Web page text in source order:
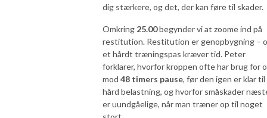
dig stærkere, og det, der kan føre til skader.
Omkring 25.00begynder vi at zoome ind på
restitution. Restitution er genopbygning –
et hårdt træningspas kræver tid. Peter
forklarer, hvorfor kroppen ofte har brug for
mod 48 timers pause, før den igen er klar til
hård belastning, og hvorfor småskader
er uundgåelige, når man træner op til noget